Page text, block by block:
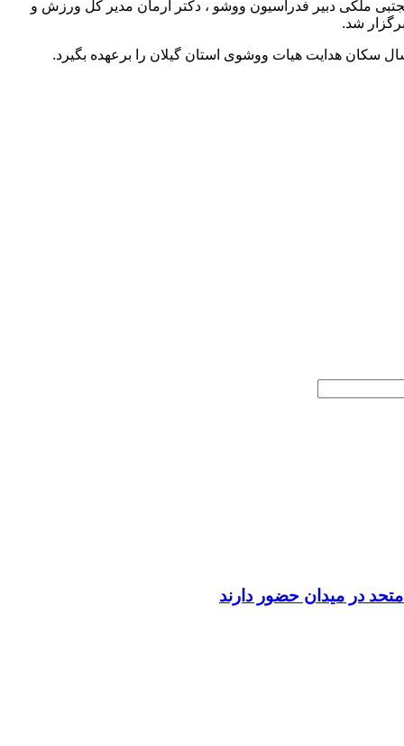
ملکی دبیر فدراسیون ووشو ، دکتر آرمان مدیر کل ورزش و
شد.
در میدان حضور دارند